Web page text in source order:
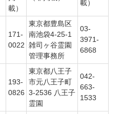
載）
載）
171-
0022
東京都豊島区
南池袋4-25-1
雑司ヶ谷霊園
管理事務所
03-
3971-
6868
193-
0826
東京都八王子
市元八王子町
3-2536 八王子
霊園
042-
663-
1533